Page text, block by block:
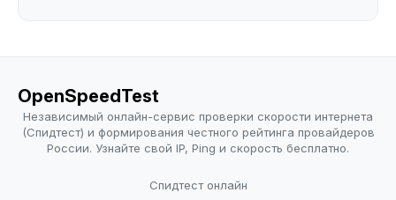
OpenSpeedTest
Независимый онлайн-сервис проверки скорости интернета
(Спидтест) и формирования честного рейтинга провайдеров
России. Узнайте свой IP, Ping и скорость бесплатно.
Спидтест онлайн